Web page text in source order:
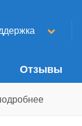
Отзывы